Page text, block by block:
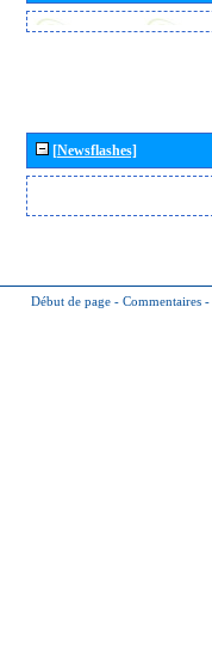
[Newsflashes]
Début de page - Commentaires -